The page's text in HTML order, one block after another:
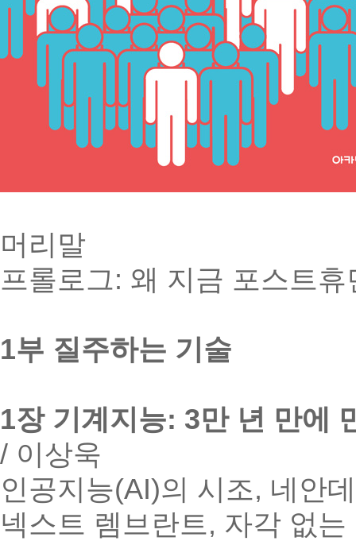
머리말
프롤로그: 왜 지금 포스트
1부 질주하는 기술
1장 기계지능: 3만 년 만에
/ 이상욱
인공지능(AI)의 시조, 네안
넥스트 렘브란트, 자각 없는